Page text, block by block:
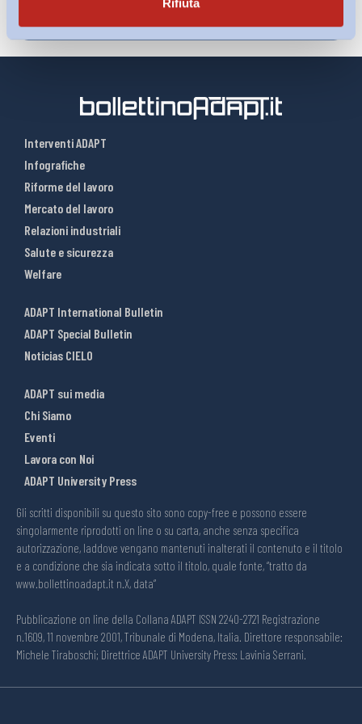
Rifiuta
Interventi ADAPT
Infografiche
Riforme del lavoro
Mercato del lavoro
Relazioni industriali
Salute e sicurezza
Welfare
ADAPT International Bulletin
ADAPT Special Bulletin
Noticias CIELO
ADAPT sui media
Chi Siamo
Eventi
Lavora con Noi
ADAPT University Press
Gli scritti disponibili su questo sito sono copy-free e possono essere
singolarmente riprodotti on line o su carta, anche senza specifica
autorizzazione, laddove vengano mantenuti inalterati il contenuto e il titolo
e a condizione che sia indicata sotto il titolo, quale fonte, “tratto da
www.bollettinoadapt.it n.X, data“
Pubblicazione on line della Collana ADAPT ISSN 2240-2721 Registrazione
n.1609, 11 novembre 2001, Tribunale di Modena, Italia. Direttore responsabile:
Michele Tiraboschi; Direttrice ADAPT University Press: Lavinia Serrani.